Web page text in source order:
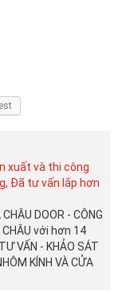
xuất và thi công
Đã tư vấn lắp hơn
DOOR - CÔNG
với hơn 14
VẤN - KHẢO SÁT
KÍNH VÀ CỬA